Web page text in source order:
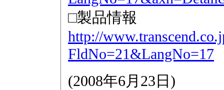
□製品情報
http://
FldNo=21&LangNo=17
(2008年6月23日 )